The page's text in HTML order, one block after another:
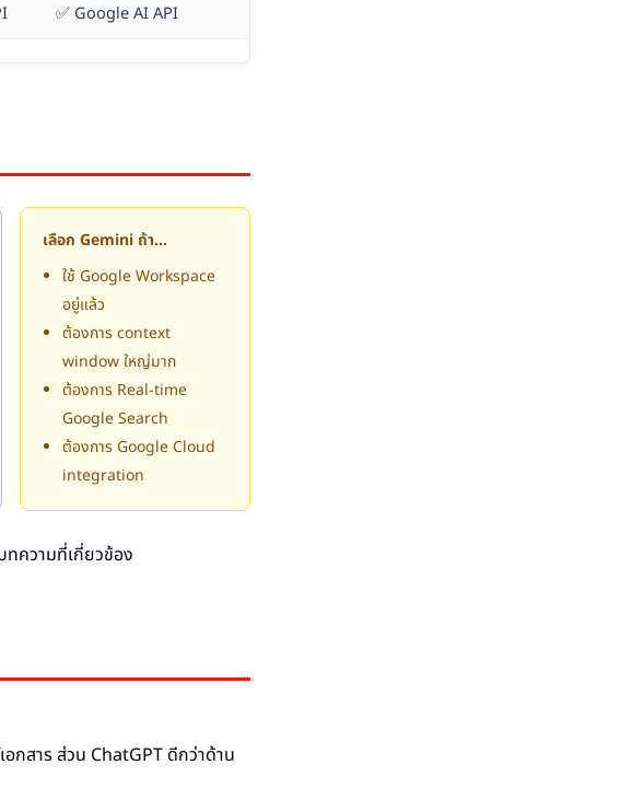
✅ Google AI API
เลือก Gemini ถ้า…
ใช้ Google Workspace
อยู่แล้ว
ต้องการ context
window ใหญ่มาก
ต้องการ Real-time
Google Search
ต้องการ Google Cloud
integration
ทความที่เกี่ยวข้อง
กสาร ส่วน ChatGPT ดีกว่าด้าน